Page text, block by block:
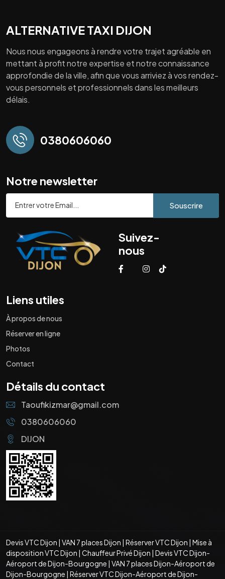
ALTERNATIVE TAXI DIJON
Nous nous engageons à rendre votre trajet agréable en
mettant à profit notre expertise et notre connaissance
approfondie de la ville, afin que vous arriviez à vos rendez-
vous personnels et professionnels dans les meilleurs
délais.
0380606060
Notre newsletter
Souscrire
Suivez-
nous
Liens utiles
À propos de nous
Réserver en ligne
Photos
Contact
Détails du contact
Taoufikizmar@gmail.com
0380606060
DIJON
Devis VTC Dijon | VAN 7 places Dijon | Réserver VTC Dijon | Mise à
disposition VTC Dijon | Chauffeur Privé Dijon | Devis VTC Dijon-
Aéroport de Dijon-Bourgogne | VAN 7 places Dijon-Aéroport de
Dijon-Bourgogne | Réserver VTC Dijon-Aéroport de Dijon-